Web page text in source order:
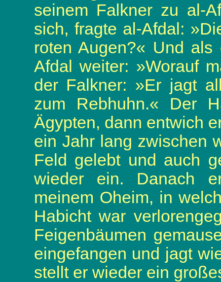
seinem Falkner zu al-
sich, fragte al-Afdal:
roten Augen?« Und
Afdal weiter: »Worauf
der Falkner: »Er jagt
zum Rebhuhn.« Der
Ägypten, dann entwich
ein Jahr lang zwischen
Feld gelebt und auch
wieder ein. Danach
meinem Oheim, in
Habicht war
Feigenbäumen
eingefangen und jagt
stellt er wieder ein